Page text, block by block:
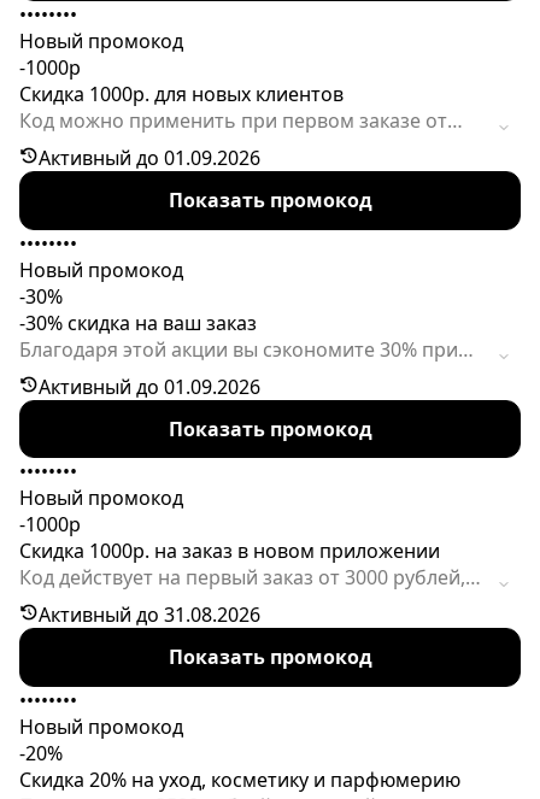
••••••••
Новый промокод
-1000р
Скидка 1000р. для новых клиентов
Код можно применить при первом заказе от
2900р. В корзине могут находиться любые
ароматы, декоративная косметика, средства по
уходу за кожей, волосами и телом, созданные на
основе растительных компонентов. Количество
доступных применений кода ограничено.
Активный до 01.09.2026
Показать промокод
••••••••
Новый промокод
-30%
-30% скидка на ваш заказ
Благодаря этой акции вы сэкономите 30% при
онлайн-покупке. Срок активности кода
ограничен.
Активный до 01.09.2026
Показать промокод
••••••••
Новый промокод
-1000р
Скидка 1000р. на заказ в новом приложении
Код действует на первый заказ от 3000 рублей,
который вы совершаете в новом приложении.
Активный до 31.08.2026
Показать промокод
••••••••
Новый промокод
-20%
Скидка 20% на уход, косметику и парфюмерию